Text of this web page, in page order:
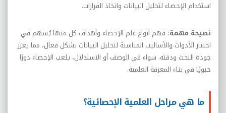
استخدام الإحصاء لتحليل البيانات واتخاذ القرارات.
نصيحة مهمة: فهم أنواع علم الإحصاء وأهداف كل منها يُسهم في
اختيار الأدوات والأساليب المناسبة لتحليل البيانات بشكل فعال، مما يعزز
جودة البحث ودقته. سواء في الوصف أو الاستدلال، يلعب الإحصاء دورًا
حيويًا في بناء المعرفة العلمية.
ما هي مراحل العلمية الإحصائية؟